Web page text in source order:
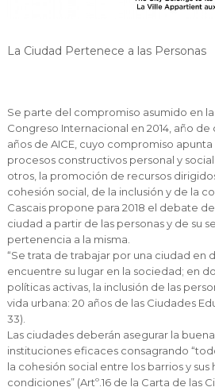
Reabilitação urbana
Sociedade & Educação
VISITAR
TEMPOS LIVRES
MOBILIDADE
INVESTIR EM CASCAIS
SERVIÇOS
MAPA DO PORTAL
La Ciudad Pertenece a las Personas
Se parte del compromiso asumido en la
Congreso Internacional en 2014, año
años de AICE, cuyo compromiso
procesos constructivos personal y
otros, la promoción de recursos
cohesión social, de la inclusión y de la
Cascais propone para 2018 el debate
ciudad a partir de las personas y de su
pertenencia a la misma.
“Se trata de trabajar por una ciudad en
encuentre su lugar en la sociedad; en
políticas activas, la inclusión de las
vida urbana: 20 años de las Ciudades
33).
Las ciudades deberán asegurar la
instituciones eficaces consagrando
la cohesión social entre los barrios y
condiciones” (Artº.16 de la Carta de las